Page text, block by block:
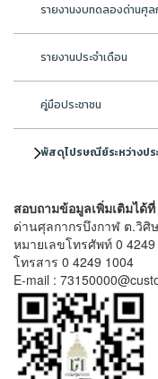
รายงานงบทดลองด่านศุล
รายงานประจำเดือน
คู่มือประชาชน
พัสดุไปรษณีย์ระหว่างปร
สอบถามข้อมูลเพิ่มเติมได้ที่
ด่านศุลกากรบึงกาฬ ต.วิศิ
หมายเลขโทรศัพท์ 0 4249
โทรสาร 0 4249 1004
E-mail :